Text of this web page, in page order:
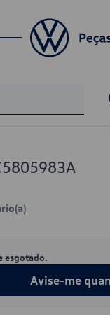
esgotado.
Avise-me